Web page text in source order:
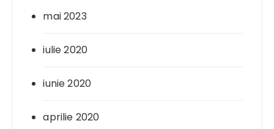
mai 2023
iulie 2020
iunie 2020
aprilie 2020